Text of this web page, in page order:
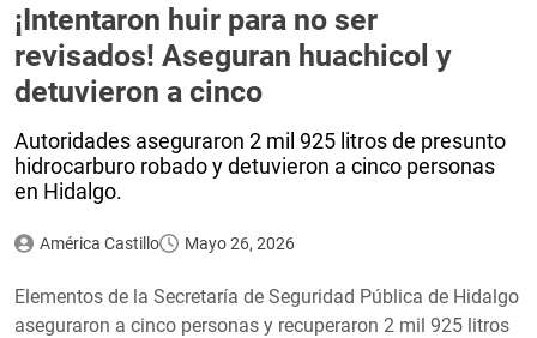
¡Intentaron huir para no ser
revisados! Aseguran huachicol y
detuvieron a cinco
Autoridades aseguraron 2 mil 925 litros de presunto
hidrocarburo robado y detuvieron a cinco personas
en Hidalgo.
América Castillo Mayo 26, 2026
Elementos de la Secretaría de Seguridad Pública de Hidalgo
aseguraron a cinco personas y recuperaron 2 mil 925 litros